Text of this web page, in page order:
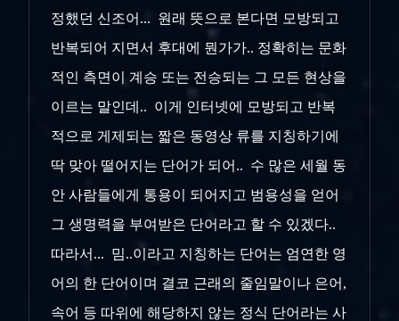
정했던 신조어... 원래 뜻으로 본다면 모방되고
반복되어 지면서 후대에 뭔가가.. 정확히는 문화
적인 측면이 계승 또는 전승되는 그 모든 현상을
이르는 말인데.. 이게 인터넷에 모방되고 반복
적으로 게제되는 짧은 동영상 류를 지칭하기에
딱 맞아 떨어지는 단어가 되어.. 수 많은 세월 동
안 사람들에게 통용이 되어지고 범용성을 얻어
그 생명력을 부여받은 단어라고 할 수 있겠다..
따라서... 밈..이라고 지칭하는 단어는 엄연한 영
어의 한 단어이며 결코 근래의 줄임말이나 은어,
속어 등 따위에 해당하지 않는 정식 단어라는 사